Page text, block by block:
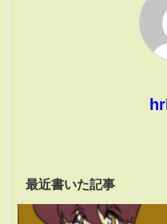
最近書いた記事